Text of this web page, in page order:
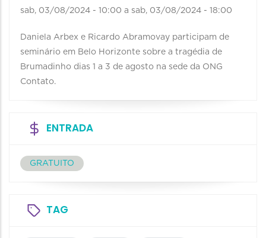
sab, 03/08/2024 - 10:00 a sab, 03/08/2024 - 18:00
Daniela Arbex e Ricardo Abramovay participam de
seminário em Belo Horizonte sobre a tragédia de
Brumadinho dias 1 a 3 de agosto na sede da ONG
Contato.
ENTRADA
GRATUITO
TAG